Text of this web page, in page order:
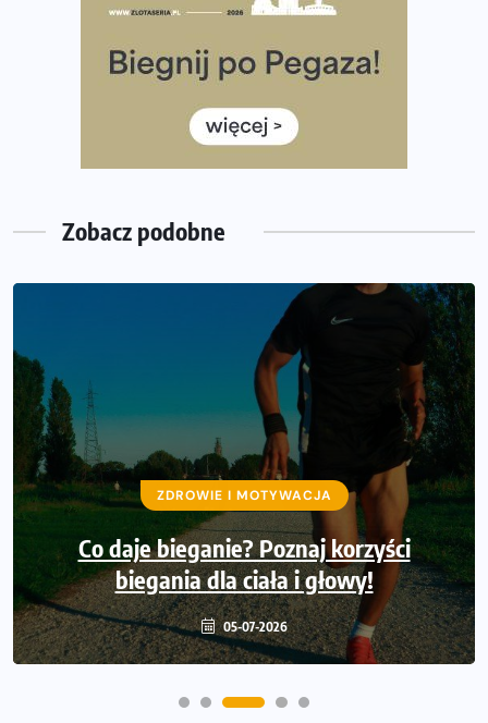
35. Bieg Powstania Warszawskiego – praktyczny
Ile razy w tygodniu biegać? 3 treningi wystarczą? Jak
często biegać, żeby robić postępy
Już w ten weekend! Przed nami Nocny Portowy Maraton
i Półmaraton Szczeciński. Wszystko, co warto wiedzieć
Zobacz podobne
ZDROWIE I MOTYWACJA
Co daje bieganie? Poznaj korzyści
biegania dla ciała i głowy!
05-07-2026
DIETA
Czy każdy izotonik to naprawdę izotonik?
DrWitt tłumaczy jak czytać skład i
świadomie wybierać napoje
22-06-2026